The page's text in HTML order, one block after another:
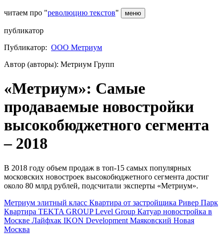
читаем про "революцию текстов" меню
публикатор
Публикатор: ООО Метриум
Автор (авторы): Метриум Групп
«Метриум»: Самые
продаваемые новостройки
высокобюджетного сегмента
– 2018
В 2018 году объем продаж в топ-15 самых популярных
московских новостроек высокобюджетного сегмента достиг
около 80 млрд рублей, подсчитали эксперты «Метриум».
Метриум элитный класс Квартира от застройщика Ривер Парк
Квартира TEKTA GROUPLevel Group Катуар новостройка в
Москве Лайфхак IKON Development Маяковский Новая
Москва